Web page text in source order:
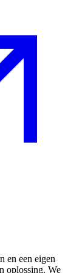
en een eigen
oplossing. We